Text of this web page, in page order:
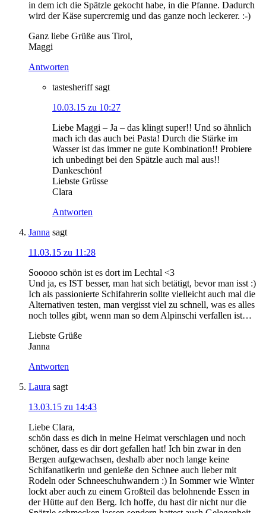
in dem ich die Spätzle gekocht habe, in die Pfanne. Dadurch
wird der Käse supercremig und das ganze noch leckerer. :-)
Ganz liebe Grüße aus Tirol,
Maggi
Antworten
tastesheriff sagt
10.03.15 zu 10:27
Liebe Maggi – Ja – das klingt super!! Und so ähnlich
mach ich das auch bei Pasta! Durch die Stärke im
Wasser ist das immer ne gute Kombination!! Probiere
ich unbedingt bei den Spätzle auch mal aus!!
Dankeschön!
Liebste Grüsse
Clara
Antworten
Janna sagt
11.03.15 zu 11:28
Sooooo schön ist es dort im Lechtal <3
Und ja, es IST besser, man hat sich betätigt, bevor man isst :)
Ich als passionierte Schifahrerin sollte vielleicht auch mal die
Alternativen testen, man vergisst viel zu schnell, was es alles
noch tolles gibt, wenn man so dem Alpinschi verfallen ist…
Liebste Grüße
Janna
Antworten
Laura sagt
13.03.15 zu 14:43
Liebe Clara,
schön dass es dich in meine Heimat verschlagen und noch
schöner, dass es dir dort gefallen hat! Ich bin zwar in den
Bergen aufgewachsen, deshalb aber noch lange keine
Schifanatikerin und genieße den Schnee auch lieber mit
Rodeln oder Schneeschuhwandern :) In Sommer wie Winter
lockt aber auch zu einem Großteil das belohnende Essen in
der Hütte auf den Berg. Ich hoffe, du hast dir nicht nur die